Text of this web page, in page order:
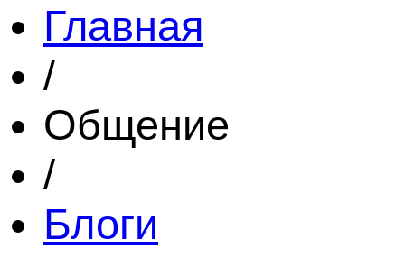
Главная
/
Общение
/
Блоги